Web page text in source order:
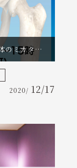
2020/ 12/17
仙腸関節を学ぶ！ヨガイントラの身体のミカタ講座